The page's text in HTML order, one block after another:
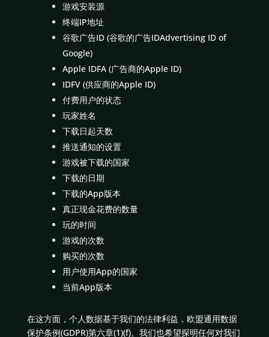
游戏安装源
终端IP地址
谷歌广告ID (谷歌的广告IDAdvertising ID of
Google)
Apple IDFA (广告商的Apple ID)
IDFV (供应商的Apple ID)
付费用户的状态
玩家姓名
下载日起天数
推送通知的设置
游戏被下载的国家
下载的日期
下载的App版本
真正现金花费的数量
玩的时间
游戏的次数
购买的次数
用户使用App的国家
当前App版本
在这方面，个人数据基于我们的法律利益，欧盟通用数据
保护条例(GDPR)第六章(1)(f)。我们也希望探明任何对我们